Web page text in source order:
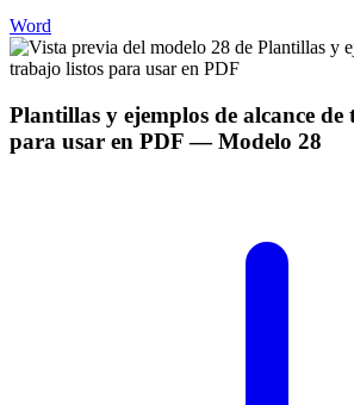
Word
Plantillas y ejemplos de alcance
para usar en PDF— Modelo 28